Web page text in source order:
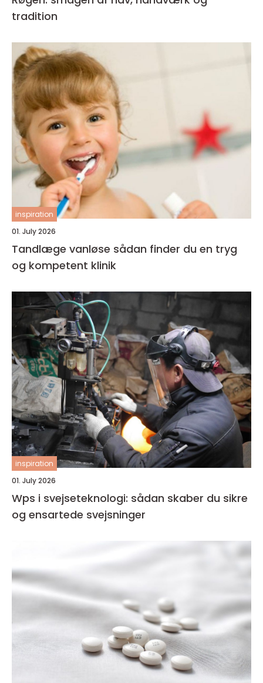
tradition
inspiration
01. July 2026
Tandlæge vanløse sådan finder du en tryg
og kompetent klinik
inspiration
01. July 2026
Wps i svejseteknologi: sådan skaber du sikre
og ensartede svejsninger